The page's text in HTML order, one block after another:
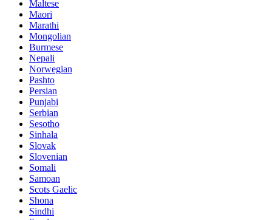
Maltese
Maori
Marathi
Mongolian
Burmese
Nepali
Norwegian
Pashto
Persian
Punjabi
Serbian
Sesotho
Sinhala
Slovak
Slovenian
Somali
Samoan
Scots Gaelic
Shona
Sindhi